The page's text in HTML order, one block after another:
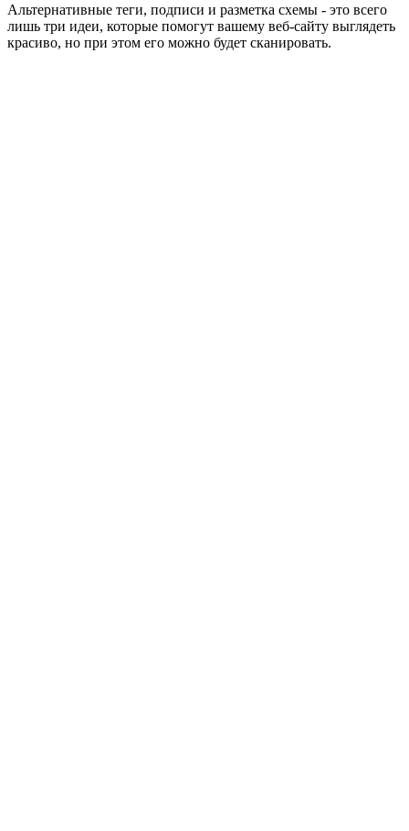
Альтернативные теги, подписи и разметка схемы - это всего
лишь три идеи, которые помогут вашему веб-сайту выглядеть
красиво, но при этом его можно будет сканировать.